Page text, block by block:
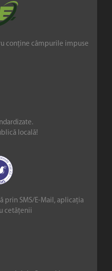
conține câmpurile impuse
locală!
prin SMS/E-Mail, aplicația
cetățenii